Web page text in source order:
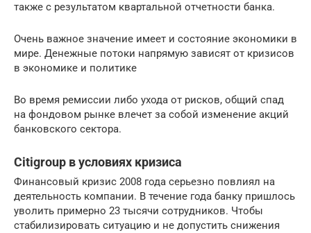
также с результатом квартальной отчетности банка.
Очень важное значение имеет и состояние экономики в
мире. Денежные потоки напрямую зависят от кризисов
в экономике и политике
Во время ремиссии либо ухода от рисков, общий спад
на фондовом рынке влечет за собой изменение акций
банковского сектора.
Citigroup в условиях кризиса
Финансовый кризис 2008 года серьезно повлиял на
деятельность компании. В течение года банку пришлось
уволить примерно 23 тысячи сотрудников. Чтобы
стабилизировать ситуацию и не допустить снижения